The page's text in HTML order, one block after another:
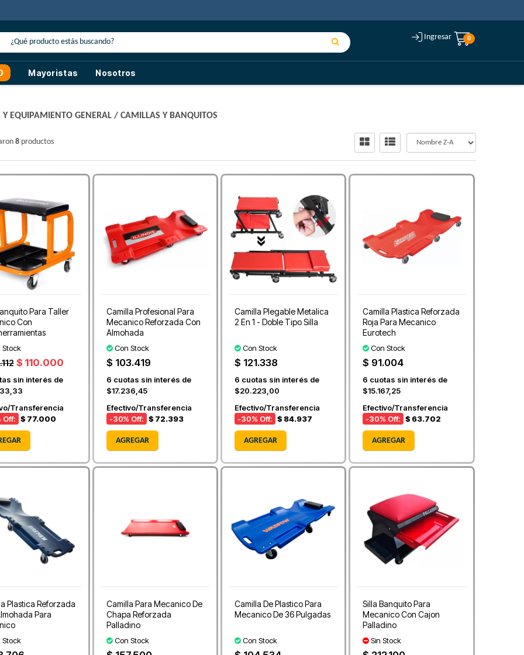
Ingresar 0
Mayoristas Nosotros
Y EQUIPAMIENTO GENERAL/ CAMILLAS Y BANQUITOS
8 productos
Para Taller
Con
Stock
$ 110.000
sin interés de
Transferencia
Off: $ 77.000
Camilla Profesional Para
Mecanico Reforzada Con
Almohada
Con Stock
$ 103.419
6 cuotas sin interés de
$17.236,45
Efectivo/Transferencia
-30% Off: $ 72.393
AGREGAR
Camilla Plegable Metalica
2 En 1 - Doble Tipo Silla
Con Stock
$ 121.338
6 cuotas sin interés de
$20.223,00
Efectivo/Transferencia
-30% Off: $ 84.937
AGREGAR
Camilla Plastica Reforzada
Roja Para Mecanico
Eurotech
Con Stock
$ 91.004
6 cuotas sin interés de
$15.167,25
Efectivo/Transferencia
-30% Off: $ 63.702
AGREGAR
Plastica Reforzada
Para
Stock
Camilla Para Mecanico De
Chapa Reforzada
Palladino
Con Stock
Camilla De Plastico Para
Mecanico De 36 Pulgadas
Con Stock
Silla Banquito Para
Mecanico Con Cajon
Palladino
Sin Stock